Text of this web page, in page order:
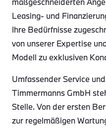
Leasing- und
Ihre Bedürfnisse
von unserer Expertise
Modell zu exklusiven
Umfassender Service
Timmermanns GmbH
Stelle. Von der ersten
zur regelmäßigen